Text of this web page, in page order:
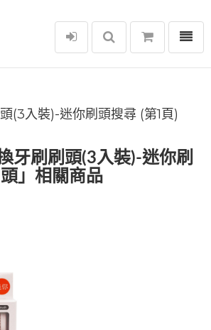
選單
(3入裝)-迷你刷頭搜尋 (第1頁)
牙刷刷頭(3入裝)-迷你刷
頭」相關商品